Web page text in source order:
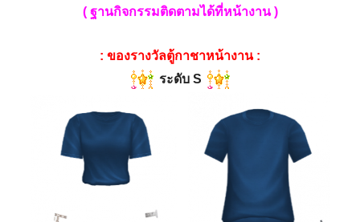
( ฐานกิจกรรมติดตามได้ที่หน้างาน )
: ของรางวัลตู้กาชาหน้างาน :
ระดับ S